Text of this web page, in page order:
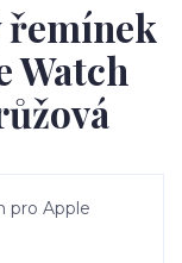
řemínek
Watch